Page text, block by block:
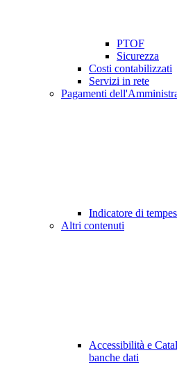
PTOF
Sicurezza
Costi contabilizzati
Servizi in rete
Pagamenti
Indicatore di
Altri contenuti
Accessibilità e
banche dati